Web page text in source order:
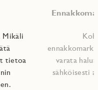
Mikäli
tietoa
varata
sähköisesti